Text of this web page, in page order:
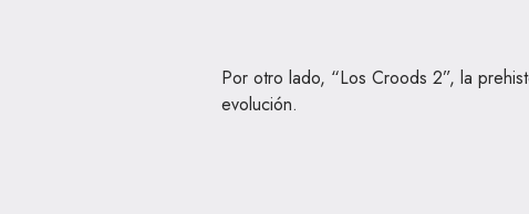
Por otro lado, “Los Croods 2”, la
evolución.